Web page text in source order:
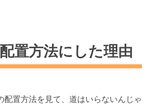
置方法にした理由
配置方法を見て、道はいらないんじゃ